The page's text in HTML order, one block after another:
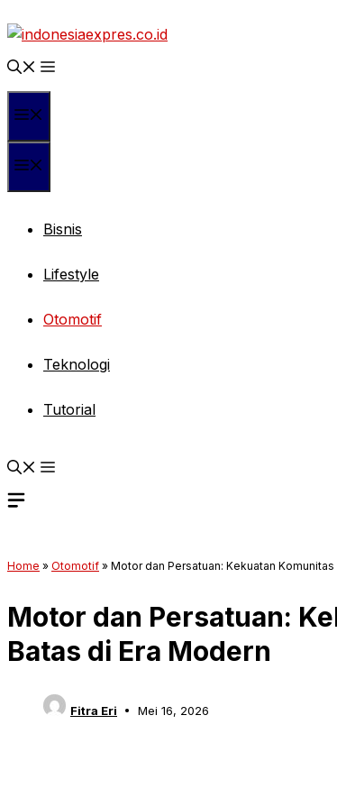
ke
isi
Bisnis
Lifestyle
Otomotif
Teknologi
Tutorial
Home » Otomotif » Motor dan Persatuan: Kekuatan
Motor dan Persatuan:
Batas di Era Modern
Fitra Eri Mei 16, 2026